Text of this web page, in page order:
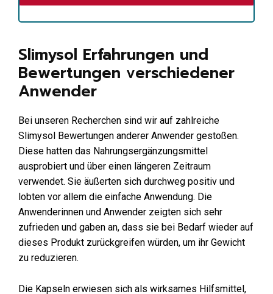
Slimysol Erfahrungen und
Bewertungen verschiedener
Anwender
Bei unseren Recherchen sind wir auf zahlreiche
Slimysol Bewertungen anderer Anwender gestoßen.
Diese hatten das Nahrungsergänzungsmittel
ausprobiert und über einen längeren Zeitraum
verwendet. Sie äußerten sich durchweg positiv und
lobten vor allem die einfache Anwendung. Die
Anwenderinnen und Anwender zeigten sich sehr
zufrieden und gaben an, dass sie bei Bedarf wieder auf
dieses Produkt zurückgreifen würden, um ihr Gewicht
zu reduzieren.
Die Kapseln erwiesen sich als wirksames Hilfsmittel,